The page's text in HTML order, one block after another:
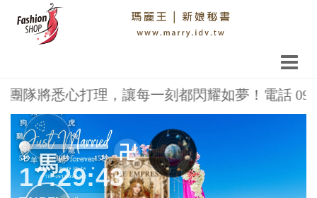
隊將悉心打理，讓每一刻都閃耀如夢！電話 0913-
5秒 10秒 15秒 卍
17:29:44
虎
兔
龍
蛇
馬
羊
猴
雞
狗 Previous